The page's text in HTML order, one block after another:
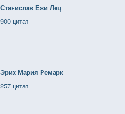
Станислав Ежи Лец
900 цитат
Эрих Мария Ремарк
257 цитат